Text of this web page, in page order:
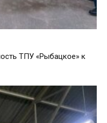
ТПУ «Рыбацкое» к